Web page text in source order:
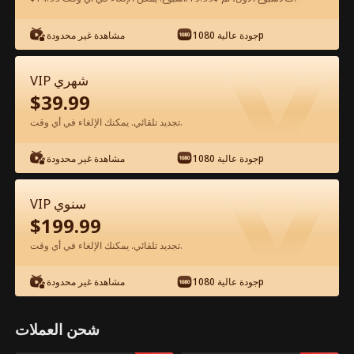
شاهد مجانًا في التطبيق
الحلقة 65 - ملك الألفا وعروسه العذراء الفيلم
كامل
0-49 50-80
65 66 67 68 69
مشاهدة غير محدودة جودة عالية 1080p
VIP شهري
$39.99
تجديد تلقائي. يمكنك الإلغاء في أي وقت.
مشاهدة غير محدودة جودة عالية 1080p
VIP سنوي
$199.99
تجديد تلقائي. يمكنك الإلغاء في أي وقت.
مشاهدة غير محدودة جودة عالية 1080p
شحن العملات